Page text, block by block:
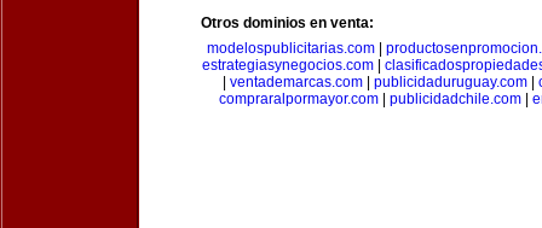
Otros dominios en venta:
modelospublicitarias.com
estrategiasynegocios.com|
ventademarcas.com publicidaduruguay.com
compraralpormayor.com| publicidadchile.com|